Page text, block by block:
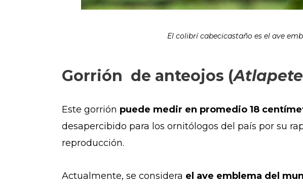
El colibrí cabecicastaño es el ave
Gorrión de anteojos (
Este gorrión puede medir en promedio 18
desapercibido para los ornitólogos del país por su
reproducción.
Actualmente, se considera el ave emblema del